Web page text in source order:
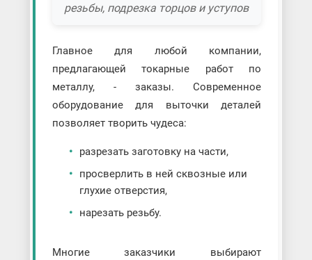
резьбы, подрезка торцов и уступов
Главное для любой компании,
предлагающей токарные работ по
металлу, - заказы. Современное
оборудование для выточки деталей
позволяет творить чудеса:
разрезать заготовку на части,
просверлить в ней сквозные или
глухие отверстия,
нарезать резьбу.
Многие заказчики выбирают